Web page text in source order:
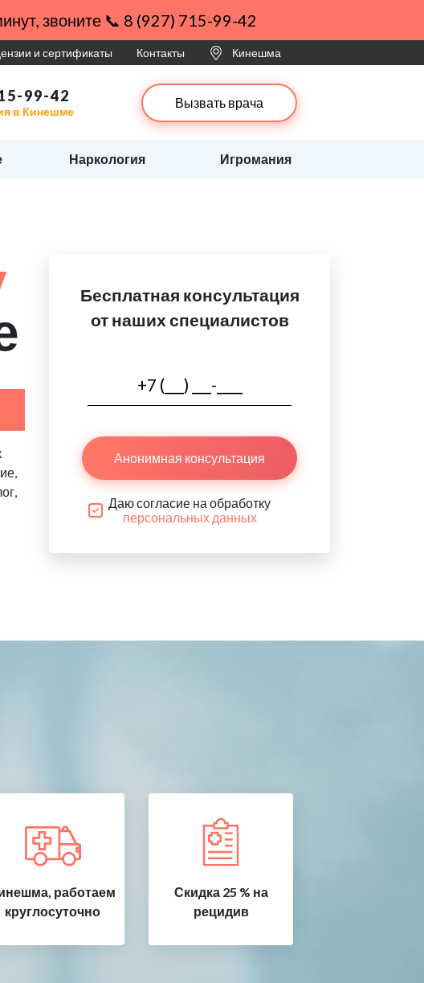
звоните 📞 8 (927) 715-99-42
и сертификаты Контакты Кинешма
99-42
в Кинешме
Вызвать врача
Наркология Игромания
Бесплатная консультация
от наших специалистов
Анонимная консультация
Даю согласие на обработку
персональных данных
работаем
круглосуточно
Скидка 25 % на
рецидив